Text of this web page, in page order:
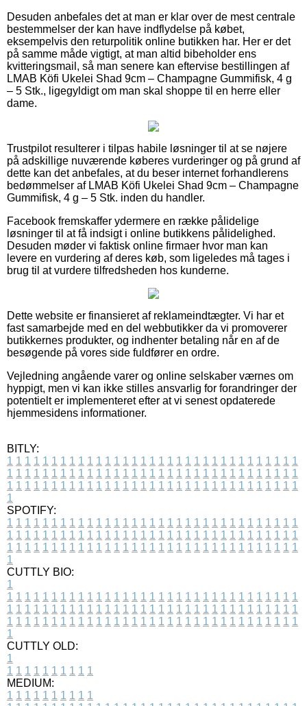
Desuden anbefales det at man er klar over de mest centrale
bestemmelser der kan have indflydelse på købet,
eksempelvis den returpolitik online butikken har. Her er det
på samme måde vigtigt, at man altid bibeholder ens
kvitteringsmail, så man senere kan eftervise bestillingen af
LMAB Köfi Ukelei Shad 9cm – Champagne Gummifisk, 4 g
– 5 Stk., ligegyldigt om man skal shoppe til en herre eller
dame.
Trustpilot resulterer i tilpas habile løsninger til at se nøjere
på adskillige nuværende køberes vurderinger og på grund af
dette kan det anbefales, at du beser internet forhandlerens
bedømmelser af LMAB Köfi Ukelei Shad 9cm – Champagne
Gummifisk, 4 g – 5 Stk. inden du handler.
Facebook fremskaffer ydermere en række pålidelige
løsninger til at få indsigt i online butikkens pålidelighed.
Desuden møder vi faktisk online firmaer hvor man kan
levere en vurdering af deres køb, som ligeledes må tages i
brug til at vurdere tilfredsheden hos kunderne.
Dette website er finansieret af reklameindtægter. Vi har et
fast samarbejde med en del webbutikker da vi promoverer
butikkernes produkter, og indhenter betaling når en af de
besøgende på vores side fuldfører en ordre.
Vejledning angående varer og online selskaber værnes om
hyppigt, men vi kan ikke stilles ansvarlig for forandringer der
potentielt er implementeret efter at vi senest opdaterede
hjemmesidens informationer.
BITLY:
1 1 1 1 1 1 1 1 1 1 1 1 1 1 1 1 1 1 1 1 1 1 1 1 1 1 1 1 1 1 1 1 1
1 1 1 1 1 1 1 1 1 1 1 1 1 1 1 1 1 1 1 1 1 1 1 1 1 1 1 1 1 1 1 1 1
1 1 1 1 1 1 1 1 1 1 1 1 1 1 1 1 1 1 1 1 1 1 1 1 1 1 1 1 1 1 1 1 1
1
SPOTIFY:
1 1 1 1 1 1 1 1 1 1 1 1 1 1 1 1 1 1 1 1 1 1 1 1 1 1 1 1 1 1 1 1 1
1 1 1 1 1 1 1 1 1 1 1 1 1 1 1 1 1 1 1 1 1 1 1 1 1 1 1 1 1 1 1 1 1
1 1 1 1 1 1 1 1 1 1 1 1 1 1 1 1 1 1 1 1 1 1 1 1 1 1 1 1 1 1 1 1 1
1
CUTTLY BIO:
1
1 1 1 1 1 1 1 1 1 1 1 1 1 1 1 1 1 1 1 1 1 1 1 1 1 1 1 1 1 1 1 1 1
1 1 1 1 1 1 1 1 1 1 1 1 1 1 1 1 1 1 1 1 1 1 1 1 1 1 1 1 1 1 1 1 1
1 1 1 1 1 1 1 1 1 1 1 1 1 1 1 1 1 1 1 1 1 1 1 1 1 1 1 1 1 1 1 1 1
1
CUTTLY OLD:
1
1 1 1 1 1 1 1 1 1 1
MEDIUM:
1 1 1 1 1 1 1 1 1 1